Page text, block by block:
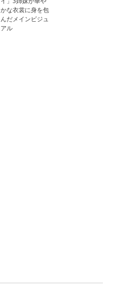
かな衣裳に身を包
んだメインビジュ
アル